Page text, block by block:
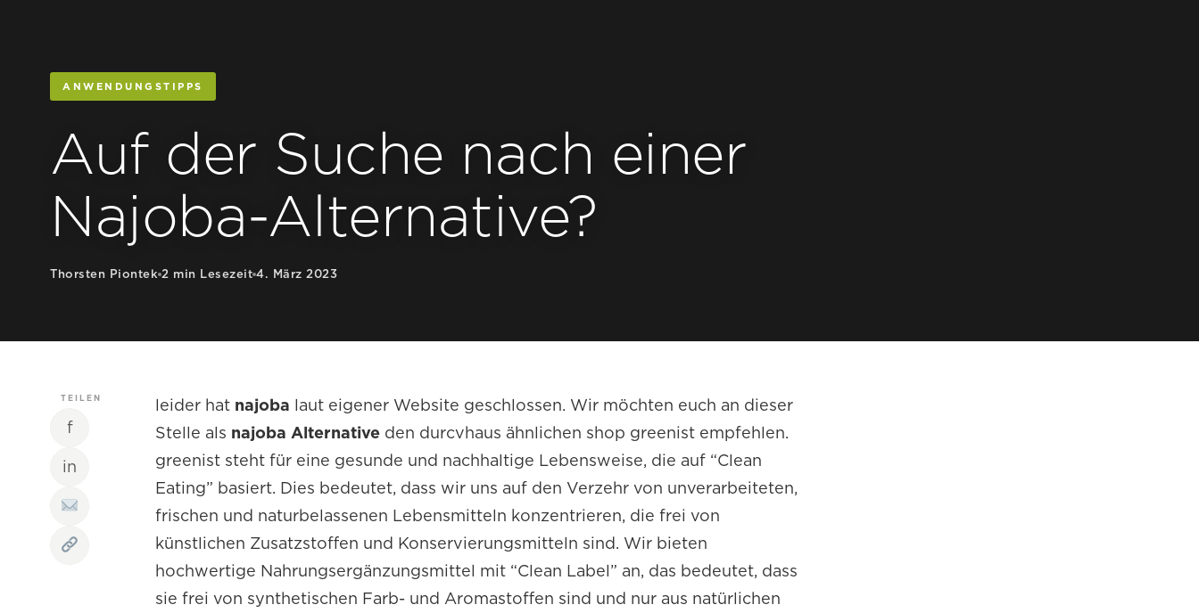
ANWENDUNGSTIPPS
Auf der Suche nach einer
Najoba-Alternative?
Thorsten Piontek 2 min Lesezeit 4. März 2023
TEILEN
f
in
leider hat najoba laut eigener Website geschlossen. Wir möchten euch an dieser
Stelle als najoba Alternative den durcvhaus ähnlichen shop greenist empfehlen.
greenist steht für eine gesunde und nachhaltige Lebensweise, die auf “Clean
Eating” basiert. Dies bedeutet, dass wir uns auf den Verzehr von unverarbeiteten,
frischen und naturbelassenen Lebensmitteln konzentrieren, die frei von
künstlichen Zusatzstoffen und Konservierungsmitteln sind. Wir bieten
hochwertige Nahrungsergänzungsmittel mit “Clean Label” an, das bedeutet, dass
sie frei von synthetischen Farb- und Aromastoffen sind und nur aus natürlichen